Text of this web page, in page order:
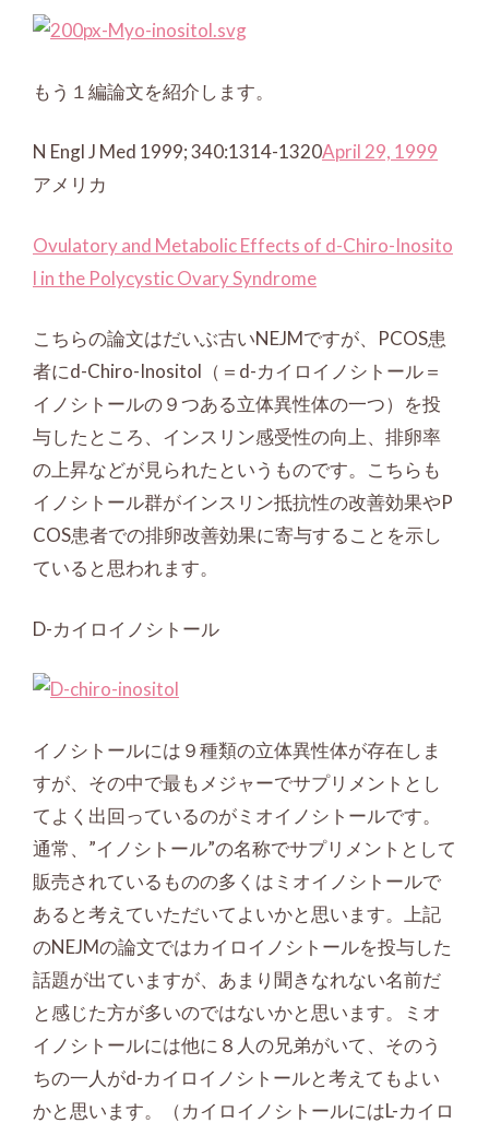
もう１編論文を紹介します。
N Engl J Med 1999; 340:1314-1320April 29, 1999
アメリカ
Ovulatory and Metabolic Effects of d-Chiro-Inosito
l in the Polycystic Ovary Syndrome
こちらの論文はだいぶ古いNEJMですが、PCOS患
者にd-Chiro-Inositol（＝d-カイロイノシトール＝
イノシトールの９つある立体異性体の一つ）を投
与したところ、インスリン感受性の向上、排卵率
の上昇などが見られたというものです。こちらも
イノシトール群がインスリン抵抗性の改善効果やP
COS患者での排卵改善効果に寄与することを示し
ていると思われます。
D-カイロイノシトール
イノシトールには９種類の立体異性体が存在しま
すが、その中で最もメジャーでサプリメントとし
てよく出回っているのがミオイノシトールです。
通常、”イノシトール”の名称でサプリメントとして
販売されているものの多くはミオイノシトールで
あると考えていただいてよいかと思います。上記
のNEJMの論文ではカイロイノシトールを投与した
話題が出ていますが、あまり聞きなれない名前だ
と感じた方が多いのではないかと思います。ミオ
イノシトールには他に８人の兄弟がいて、そのう
ちの一人がd-カイロイノシトールと考えてもよい
かと思います。（カイロイノシトールにはL-カイロ